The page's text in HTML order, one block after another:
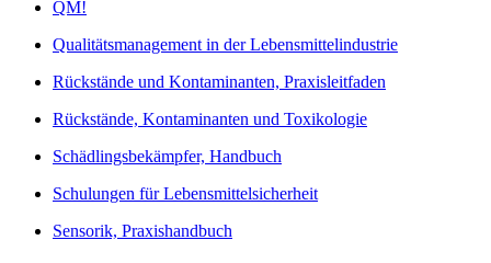
QM!
Qualitätsmanagement in der Lebensmittelindustrie
Rückstände und Kontaminanten, Praxisleitfaden
Rückstände, Kontaminanten und Toxikologie
Schädlingsbekämpfer, Handbuch
Schulungen für Lebensmittelsicherheit
Sensorik, Praxishandbuch